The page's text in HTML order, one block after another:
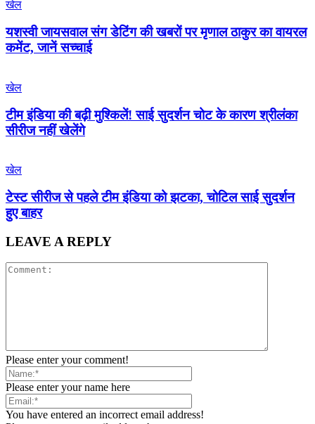
खेल
यशस्वी जायसवाल संग डेटिंग की खबरों पर मृणाल ठाकुर का वायरल
कमेंट, जानें सच्चाई
खेल
टीम इंडिया की बढ़ी मुश्किलें! साई सुदर्शन चोट के कारण श्रीलंका
सीरीज नहीं खेलेंगे
खेल
टेस्ट सीरीज से पहले टीम इंडिया को झटका, चोटिल साई सुदर्शन
हुए बाहर
LEAVE A REPLY
Please enter your comment!
Please enter your name here
You have entered an incorrect email address!